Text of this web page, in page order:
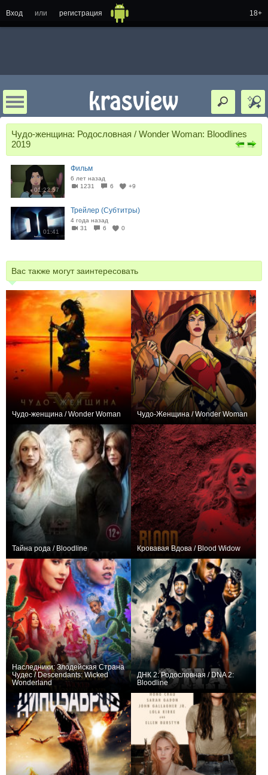
Вход или регистрация 18+
Чудо-женщина: Родословная / Wonder Woman: Bloodlines
2019
01:22:57
Фильм
6 лет назад
1231
6 +9
01:41
Трейлер (Субтитры)
4 года назад
31
6 0
Вас также могут заинтересовать
Чудо-женщина / Wonder Woman Чудо-Женщина / Wonder Woman
Тайна рода / Bloodline Кровавая Вдова / Blood Widow
Наследники: Злодейская Страна
Чудес / Descendants: Wicked
Wonderland
ДНК 2: Родословная / DNA 2:
Bloodline